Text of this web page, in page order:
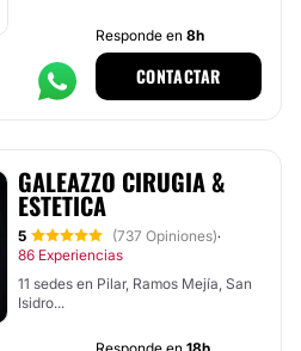
Responde en 8h
CONTACTAR
GALEAZZO CIRUGIA &
ESTETICA
5 (737 Opiniones)·
86 Experiencias
11 sedes en Pilar, Ramos Mejía, San
Isidro...